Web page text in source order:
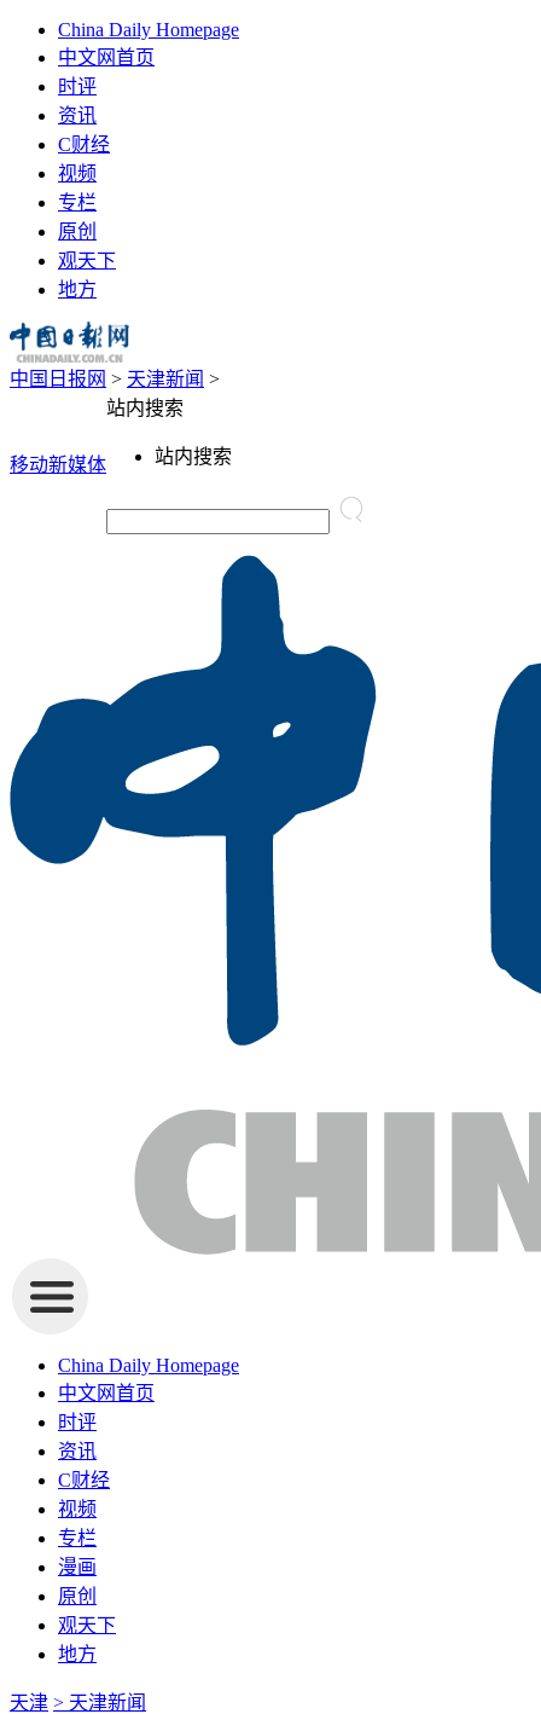
China Daily Homepage
中文网首页
时评
资讯
C财经
视频
专栏
原创
观天下
地方
中国日报网 > 天津新闻 >
移动新媒体
站内搜索
站内搜索
China Daily Homepage
中文网首页
时评
资讯
C财经
视频
专栏
漫画
原创
观天下
地方
天津 > 天津新闻